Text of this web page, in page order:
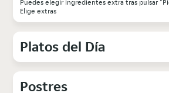
Puedes elegir ingredientes extra tras pulsar
Elige extras
Platos del Día
Postres